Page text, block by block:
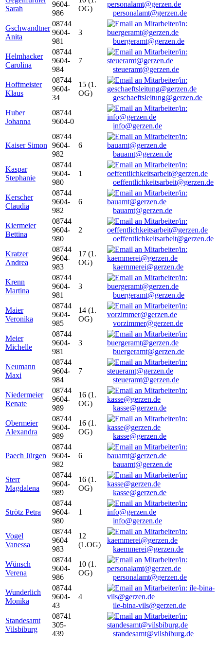
Sarah
9604-
986
OG)
personalamt@gerzen.de
Gschwandtner
Anita
08744
9604-
981
3
buergeramt@gerzen.de
Helmhacker
Carolina
08744
9604-
984
7
steueramt@gerzen.de
Hoffmeister
Klaus
08744
9604-
34
15 (1.
OG)
geschaeftsleitung@gerzen.de
Huber
Johanna
08744
9604-0
info@gerzen.de
Kaiser Simon
08744
9604-
982
6
bauamt@gerzen.de
Kaspar
Stephanie
08744
9604-
980
1
oeffentlichkeitsarbeit@gerzen.de
Kerscher
Claudia
08744
9604-
982
6
bauamt@gerzen.de
Kiermeier
Bettina
08744
9604-
980
2
oeffentlichkeitsarbeit@gerzen.de
Kratzer
Andrea
08744
9604-
983
17 (1.
OG)
kaemmerei@gerzen.de
Krenn
Martina
08744
9604-
981
3
buergeramt@gerzen.de
Maier
Veronika
08744
9604-
985
14 (1.
OG)
vorzimmer@gerzen.de
Meier
Michelle
08744
9604-
981
3
buergeramt@gerzen.de
Neumann
Maxi
08744
9604-
984
7
steueramt@gerzen.de
Niedermeier
Renate
08744
9604-
989
16 (1.
OG)
kasse@gerzen.de
Obermeier
Alexandra
08744
9604-
989
16 (1.
OG)
kasse@gerzen.de
Paech Jürgen
08744
9604-
982
6
bauamt@gerzen.de
Sterr
Magdalena
08744
9604-
989
16 (1.
OG)
kasse@gerzen.de
Strötz Petra
08744
9604-
980
1
info@gerzen.de
Vogel
Vanessa
08744
9604
983
12
(1.OG)
kaemmerei@gerzen.de
Wünsch
Verena
08744
9604-
986
10 (1.
OG)
personalamt@gerzen.de
Wunderlich
Monika
08744
9604-
43
4
ile-bina-vils@gerzen.de
Standesamt
Vilsbiburg
08741
305-
439
standesamt@vilsbiburg.de